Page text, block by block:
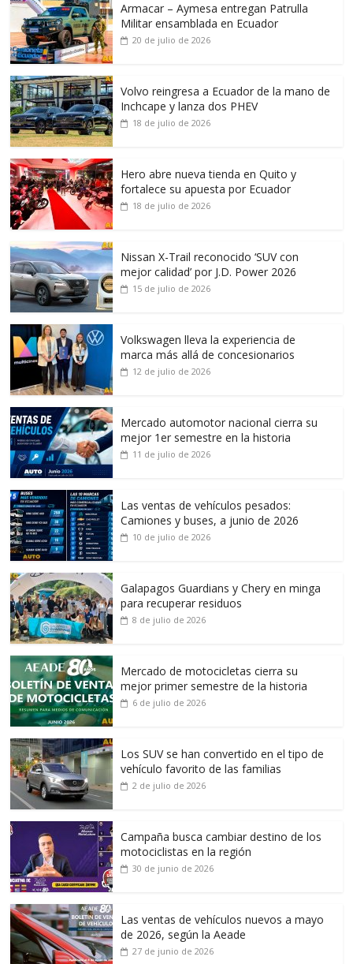
Armacar – Aymesa entregan Patrulla
Militar ensamblada en Ecuador
20 de julio de 2026
Volvo reingresa a Ecuador de la mano de
Inchcape y lanza dos PHEV
18 de julio de 2026
Hero abre nueva tienda en Quito y
fortalece su apuesta por Ecuador
18 de julio de 2026
Nissan X-Trail reconocido ‘SUV con
mejor calidad’ por J.D. Power 2026
15 de julio de 2026
Volkswagen lleva la experiencia de
marca más allá de concesionarios
12 de julio de 2026
Mercado automotor nacional cierra su
mejor 1er semestre en la historia
11 de julio de 2026
Las ventas de vehículos pesados:
Camiones y buses, a junio de 2026
10 de julio de 2026
Galapagos Guardians y Chery en minga
para recuperar residuos
8 de julio de 2026
Mercado de motocicletas cierra su
mejor primer semestre de la historia
6 de julio de 2026
Los SUV se han convertido en el tipo de
vehículo favorito de las familias
2 de julio de 2026
Campaña busca cambiar destino de los
motociclistas en la región
30 de junio de 2026
Las ventas de vehículos nuevos a mayo
de 2026, según la Aeade
27 de junio de 2026